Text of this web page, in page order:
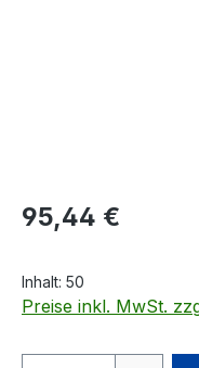
Regulärer Preis:
95,44 €
Inhalt: 50
Preise inkl. MwSt.